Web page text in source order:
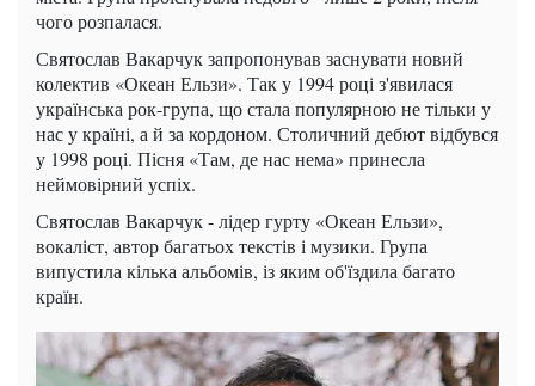
чого розпалася.
Святослав Вакарчук запропонував заснувати новий
колектив «Океан Ельзи». Так у 1994 році з'явилася
українська рок-група, що стала популярною не тільки у
нас у країні, а й за кордоном. Столичний дебют відбувся
у 1998 році. Пісня «Там, де нас нема» принесла
неймовірний успіх.
Святослав Вакарчук - лідер гурту «Океан Ельзи»,
вокаліст, автор багатьох текстів і музики. Група
випустила кілька альбомів, із яким об'їздила багато
країн.